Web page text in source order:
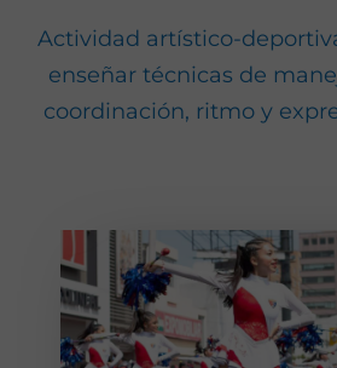
Actividad artístico-
enseñar técnicas de
coordinación, ritmo y